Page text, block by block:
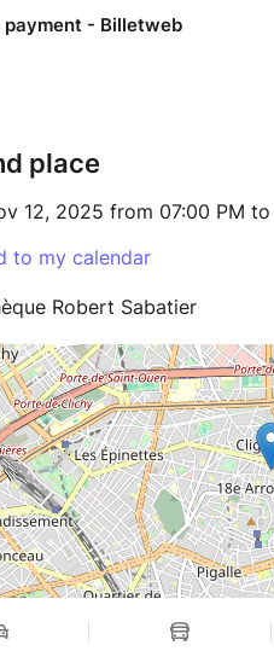
place
12, 2025 from 07:00 PM
to my calendar
Robert Sabatier